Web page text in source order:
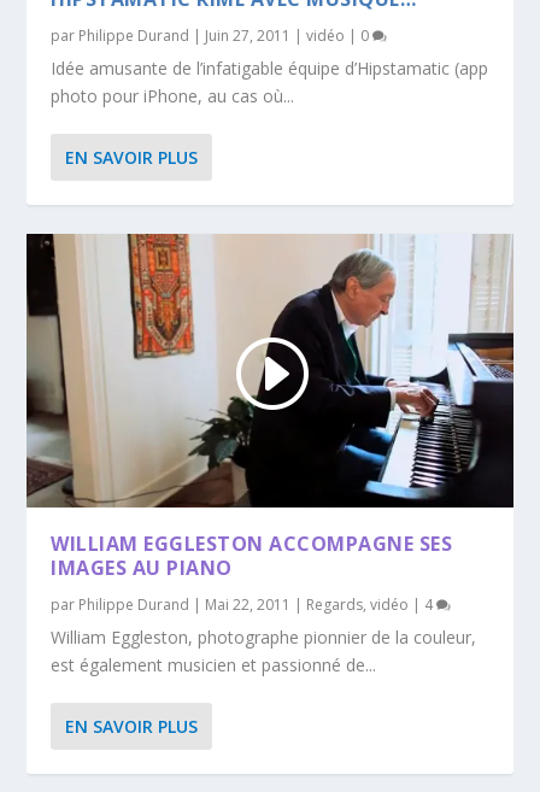
par Philippe Durand | Juin 27, 2011 |vidéo | 0
Idée amusante de l’infatigable équipe d’Hipstamatic (app
photo pour iPhone, au cas où...
EN SAVOIR PLUS
WILLIAM EGGLESTON ACCOMPAGNE SES
IMAGES AU PIANO
par Philippe Durand | Mai 22, 2011 | Regards,vidéo | 4
William Eggleston, photographe pionnier de la couleur,
est également musicien et passionné de...
EN SAVOIR PLUS